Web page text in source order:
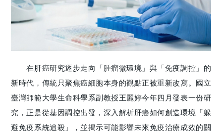
在肝癌研究逐步走向「腫瘤微環境」與「免疫調控」的
新時代，傳統只聚焦癌細胞本身的觀點正被重新改寫。國立
臺灣師範大學生命科學系副教授王麗婷今年四月發表一份研
究，正是從基因調控出發，深入解析肝癌如何創造環境「躲
避免疫系統追殺」，並揭示可能影響未來免疫治療成效的關